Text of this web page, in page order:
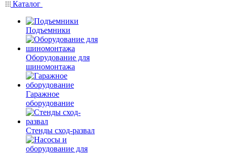
Каталог
Подъемники
Оборудование для
шиномонтажа
Гаражное
оборудование
Стенды сход-развал